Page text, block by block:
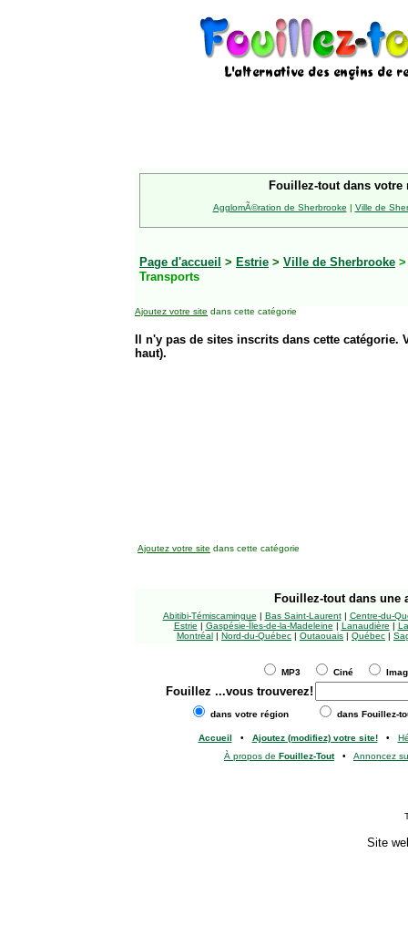
Fouillez-tout dans votre
AgglomÃ©ration de Sherbrooke | Ville de
Page d'accueil > Estrie > Ville de Sherbrooke
Transports
Ajoutez votre site dans cette catégorie
Il n'y pas de sites inscrits dans cette
haut).
Ajoutez votre site dans cette catégorie
Fouillez-tout dans une
Abitibi-Témiscamingue | Bas Saint-Laurent| Centre-du-
Estrie | Gaspésie-Îles-de-la-Madeleine | Lanaudière |
Montréal | Nord-du-Québec | Outaouais | Québec |
MP3 Ciné
Fouillez ...vous trouverez!
dans votre région dans Fouillez-
Accueil • Ajoutez (modifiez) votre site!•
À propos de Fouillez-Tout• Annoncez
Site